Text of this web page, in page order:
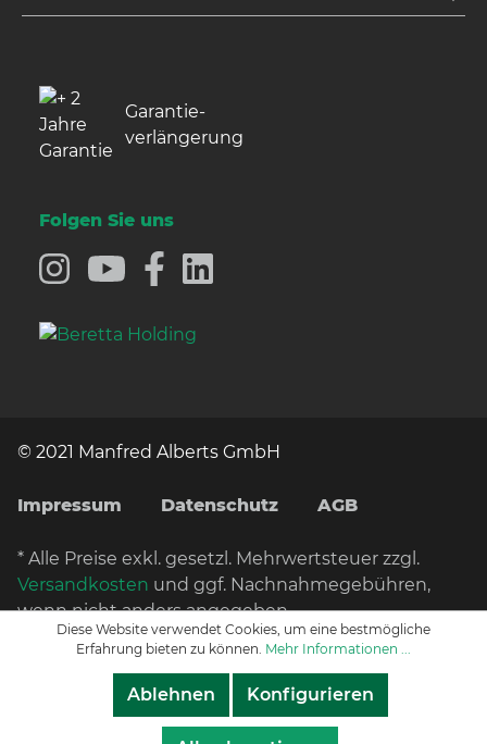
Garantie­
verlängerung
Folgen Sie uns
© 2021 Manfred Alberts GmbH
Impressum Datenschutz AGB
* Alle Preise exkl. gesetzl. Mehrwertsteuer zzgl.
Versandkosten und ggf. Nachnahmegebühren,
wenn nicht anders angegeben.
Diese Website verwendet Cookies, um eine bestmögliche
Erfahrung bieten zu können. Mehr Informationen ...
Ablehnen Konfigurieren